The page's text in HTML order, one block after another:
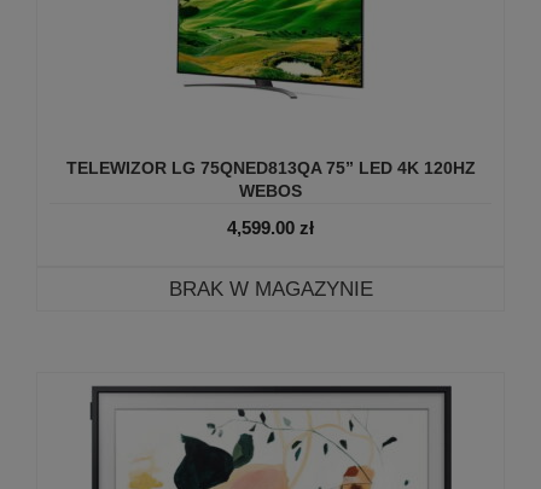
TELEWIZOR LG 75QNED813QA 75” LED 4K 120HZ
WEBOS
4,599.00 zł
BRAK W MAGAZYNIE